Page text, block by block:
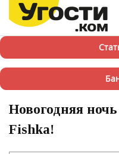
Новогодняя ночь
Fishka!